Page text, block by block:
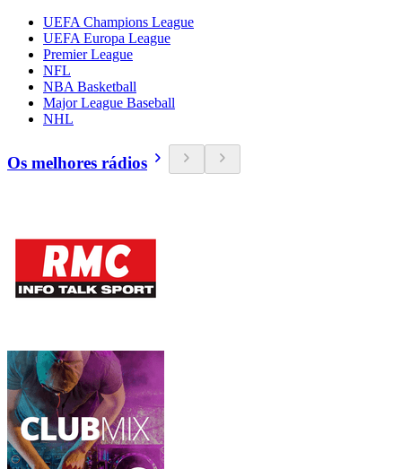
UEFA Champions League
UEFA Europa League
Premier League
NFL
NBA Basketball
Major League Baseball
NHL
Os melhores rádios